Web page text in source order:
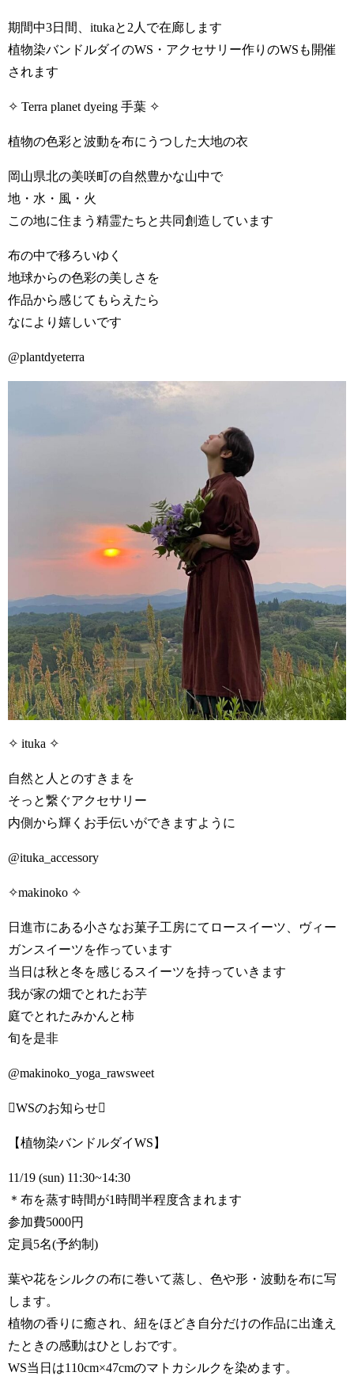
期間中3日間、itukaと2人で在廊します
植物染バンドルダイのWS・アクセサリー作りのWSも開催
されます
✧ Terra planet dyeing 手葉 ✧
植物の色彩と波動を布にうつした大地の衣
岡山県北の美咲町の自然豊かな山中で
地・水・風・火
この地に住まう精霊たちと共同創造しています
布の中で移ろいゆく
地球からの色彩の美しさを
作品から感じてもらえたら
なにより嬉しいです
@plantdyeterra
✧ ituka ✧
自然と人とのすきまを
そっと繋ぐアクセサリー
内側から輝くお手伝いができますように
@ituka_accessory
✧makinoko ✧
日進市にある小さなお菓子工房にてロースイーツ、ヴィー
ガンスイーツを作っています
当日は秋と冬を感じるスイーツを持っていきます
我が家の畑でとれたお芋
庭でとれたみかんと柿
旬を是非
@makinoko_yoga_rawsweet
WSのお知らせ
【植物染バンドルダイWS】
11/19 (sun) 11:30~14:30
＊布を蒸す時間が1時間半程度含まれます
参加費5000円
定員5名(予約制)
葉や花をシルクの布に巻いて蒸し、色や形・波動を布に写
します。
植物の香りに癒され、紐をほどき自分だけの作品に出逢え
たときの感動はひとしおです。
WS当日は110cm×47cmのマトカシルクを染めます。